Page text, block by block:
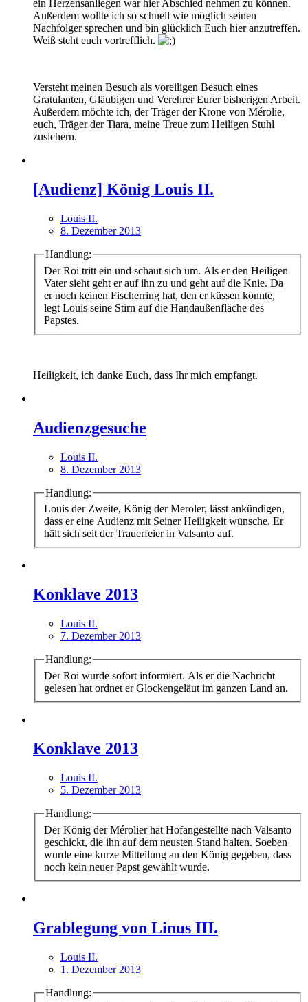
ein Herzensanliegen war hier Abschied nehmen zu können.
Außerdem wollte ich so schnell wie möglich seinen
Nachfolger sprechen und bin glücklich Euch hier anzutreffen.
Weiß steht euch vortrefflich.
Versteht meinen Besuch als voreiligen Besuch eines
Gratulanten, Gläubigen und Verehrer Eurer bisherigen Arbeit.
Außerdem möchte ich, der Träger der Krone von Mérolie,
euch, Träger der Tiara, meine Treue zum Heiligen Stuhl
zusichern.
[Audienz] König Louis II.
Louis II.
8. Dezember 2013
Handlung:
Der Roi tritt ein und schaut sich um. Als er den Heiligen
Vater sieht geht er auf ihn zu und geht auf die Knie. Da
er noch keinen Fischerring hat, den er küssen könnte,
legt Louis seine Stirn auf die Handaußenfläche des
Papstes.
Heiligkeit, ich danke Euch, dass Ihr mich empfangt.
Audienzgesuche
Louis II.
8. Dezember 2013
Handlung:
Louis der Zweite, König der Meroler, lässt ankündigen,
dass er eine Audienz mit Seiner Heiligkeit wünsche. Er
hält sich seit der Trauerfeier in Valsanto auf.
Konklave 2013
Louis II.
7. Dezember 2013
Handlung:
Der Roi wurde sofort informiert. Als er die Nachricht
gelesen hat ordnet er Glockengeläut im ganzen Land an.
Konklave 2013
Louis II.
5. Dezember 2013
Handlung:
Der König der Mérolier hat Hofangestellte nach Valsanto
geschickt, die ihn auf dem neusten Stand halten. Soeben
wurde eine kurze Mitteilung an den König gegeben, dass
noch kein neuer Papst gewählt wurde.
Grablegung von Linus III.
Louis II.
1. Dezember 2013
Handlung: